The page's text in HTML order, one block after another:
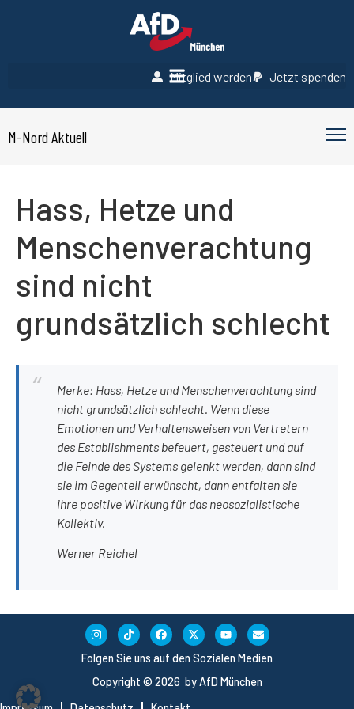
Mitglied werden Jetzt spenden
M-Nord Aktuell
Hass, Hetze und
Menschenverachtung
sind nicht
grundsätzlich schlecht
Merke: Hass, Hetze und Menschenverachtung sind
nicht grundsätzlich schlecht. Wenn diese
Emotionen und Verhaltensweisen von Vertretern
des Establishments befeuert, gesteuert und auf
die Feinde des Systems gelenkt werden, dann sind
sie im Gegenteil erwünscht, dann entfalten sie
ihre positive Wirkung für das neosozialistische
Kollektiv.
Werner Reichel
Copyright © 2026 by AfD München
Folgen Sie uns auf den Sozialen Medien